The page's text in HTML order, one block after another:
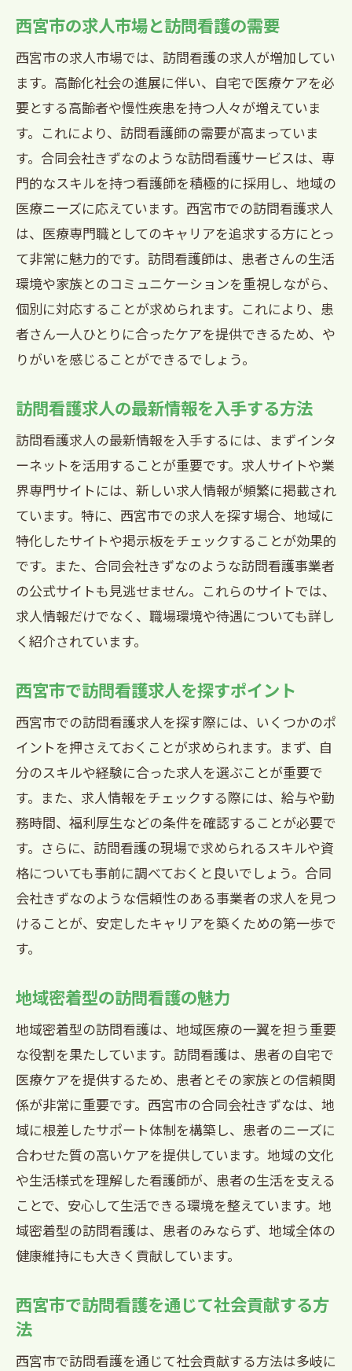
西宮市の求人市場と訪問看護の需要
西宮市の求人市場では、訪問看護の求人が増加してい
ます。高齢化社会の進展に伴い、自宅で医療ケアを必
要とする高齢者や慢性疾患を持つ人々が増えていま
す。これにより、訪問看護師の需要が高まっていま
す。合同会社きずなのような訪問看護サービスは、専
門的なスキルを持つ看護師を積極的に採用し、地域の
医療ニーズに応えています。西宮市での訪問看護求人
は、医療専門職としてのキャリアを追求する方にとっ
て非常に魅力的です。訪問看護師は、患者さんの生活
環境や家族とのコミュニケーションを重視しながら、
個別に対応することが求められます。これにより、患
者さん一人ひとりに合ったケアを提供できるため、や
りがいを感じることができるでしょう。
訪問看護求人の最新情報を入手する方法
訪問看護求人の最新情報を入手するには、まずインタ
ーネットを活用することが重要です。求人サイトや業
界専門サイトには、新しい求人情報が頻繁に掲載され
ています。特に、西宮市での求人を探す場合、地域に
特化したサイトや掲示板をチェックすることが効果的
です。また、合同会社きずなのような訪問看護事業者
の公式サイトも見逃せません。これらのサイトでは、
求人情報だけでなく、職場環境や待遇についても詳し
く紹介されています。
西宮市で訪問看護求人を探すポイント
西宮市での訪問看護求人を探す際には、いくつかのポ
イントを押さえておくことが求められます。まず、自
分のスキルや経験に合った求人を選ぶことが重要で
す。また、求人情報をチェックする際には、給与や勤
務時間、福利厚生などの条件を確認することが必要で
す。さらに、訪問看護の現場で求められるスキルや資
格についても事前に調べておくと良いでしょう。合同
会社きずなのような信頼性のある事業者の求人を見つ
けることが、安定したキャリアを築くための第一歩で
す。
地域密着型の訪問看護の魅力
地域密着型の訪問看護は、地域医療の一翼を担う重要
な役割を果たしています。訪問看護は、患者の自宅で
医療ケアを提供するため、患者とその家族との信頼関
係が非常に重要です。西宮市の合同会社きずなは、地
域に根差したサポート体制を構築し、患者のニーズに
合わせた質の高いケアを提供しています。地域の文化
や生活様式を理解した看護師が、患者の生活を支える
ことで、安心して生活できる環境を整えています。地
域密着型の訪問看護は、患者のみならず、地域全体の
健康維持にも大きく貢献しています。
西宮市で訪問看護を通じて社会貢献する方
法
西宮市で訪問看護を通じて社会貢献する方法は多岐に